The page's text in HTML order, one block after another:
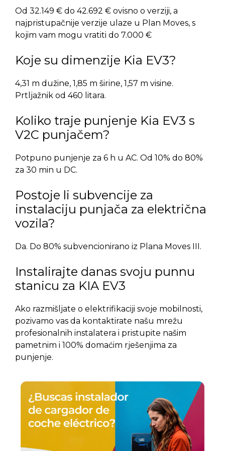
Od 32.149 € do 42.692 € ovisno o verziji, a
najpristupačnije verzije ulaze u Plan Moves, s
kojim vam mogu vratiti do 7.000 €
Koje su dimenzije Kia EV3?
4,31 m dužine, 1,85 m širine, 1,57 m visine.
Prtljažnik od 460 litara.
Koliko traje punjenje Kia EV3 s
V2C punjačem?
Potpuno punjenje za 6 h u AC. Od 10% do 80%
za 30 min u DC.
Postoje li subvencije za
instalaciju punjača za električna
vozila?
Da. Do 80% subvencionirano iz Plana Moves III.
Instalirajte danas svoju punnu
stanicu za KIA EV3
Ako razmišljate o elektrifikaciji svoje mobilnosti,
pozivamo vas da kontaktirate našu mrežu
profesionalnih instalatera i pristupite našim
pametnim i 100% domaćim rješenjima za
punjenje.